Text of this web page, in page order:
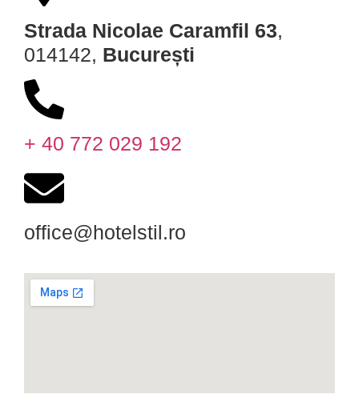
Strada Nicolae Caramfil 63,
014142, București
+ 40 772 029 192
office@hotelstil.ro